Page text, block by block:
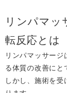
リンパマッ
転反応とは
リンパマッサー
る体質の改善にと
しかし、施術を